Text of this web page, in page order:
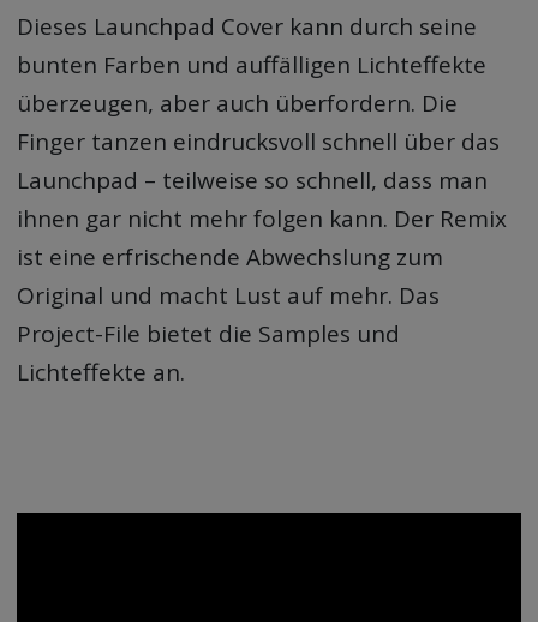
Dieses Launchpad Cover kann durch seine
bunten Farben und auffälligen Lichteffekte
überzeugen, aber auch überfordern. Die
Finger tanzen eindrucksvoll schnell über das
Launchpad – teilweise so schnell, dass man
ihnen gar nicht mehr folgen kann. Der Remix
ist eine erfrischende Abwechslung zum
Original und macht Lust auf mehr. Das
Project-File bietet die Samples und
Lichteffekte an.